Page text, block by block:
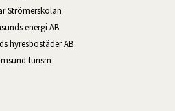
StrömerskolanLänk till annan webbplats,
energi ABLänk till annan webbplats,
hyresbostäder ABLänk till annan webbplats,
turism